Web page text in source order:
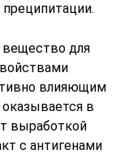
вещество для
влияющим
в
выработкой
с антигенами